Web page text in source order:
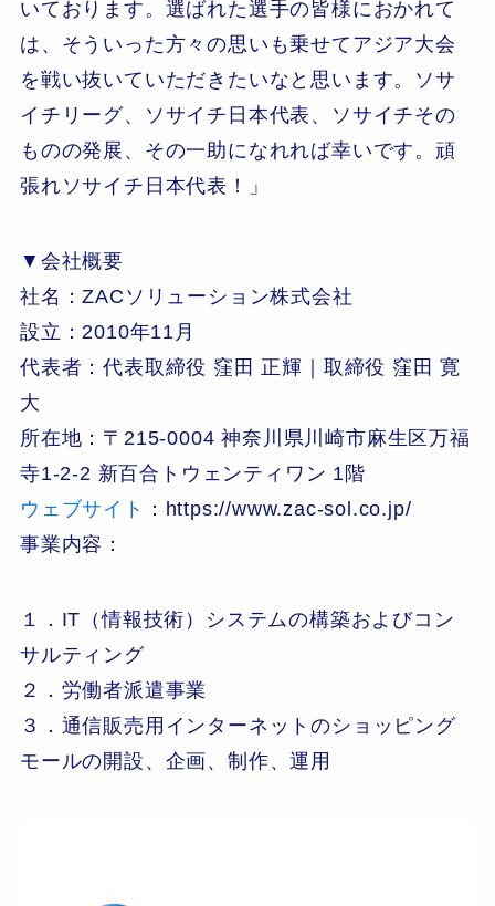
いております。選ばれた選手の皆様におかれて
は、そういった方々の思いも乗せてアジア大会
を戦い抜いていただきたいなと思います。ソサ
イチリーグ、ソサイチ日本代表、ソサイチその
ものの発展、その一助になれれば幸いです。頑
張れソサイチ日本代表！」
▼会社概要
社名：ZACソリューション株式会社
設立：2010年11月
代表者：代表取締役 窪田 正輝｜取締役 窪田 寛
大
所在地：〒215-0004 神奈川県川崎市麻生区万福
寺1-2-2 新百合トウェンティワン 1階
ウェブサイト
：https://www.zac-sol.co.jp/
事業内容：
１．IT（情報技術）システムの構築およびコン
サルティング
２．労働者派遣事業
３．通信販売用インターネットのショッピング
モールの開設、企画、制作、運用